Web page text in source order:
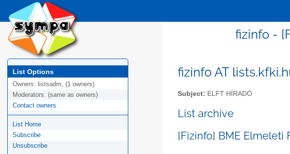
fizinfo -
List Options
Owners: listsadm, (1 owners)
Moderators: (same as owners)
Contact owners
List Home
Subscribe
Unsubscribe
fizinfo AT
Subject: ELFT HÍRADÓ
List archive
[Fizinfo] BME Elmeleti